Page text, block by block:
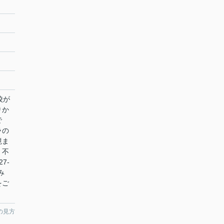
が
か
の
不
ご
見方